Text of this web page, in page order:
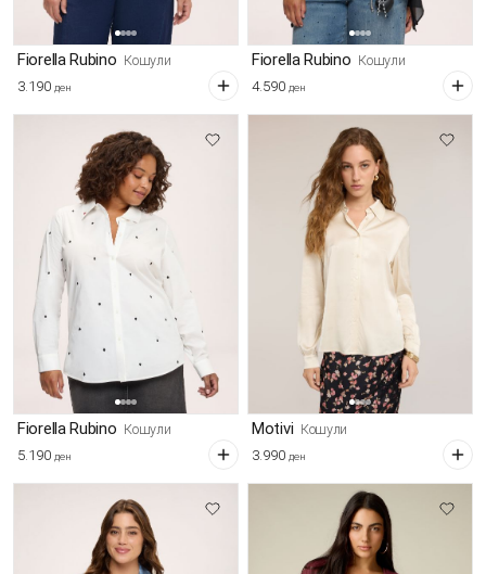
Fiorella Rubino Кошули
3.190 ден
Fiorella Rubino Кошули
4.590 ден
Fiorella Rubino Кошули
5.190 ден
Motivi Кошули
3.990 ден